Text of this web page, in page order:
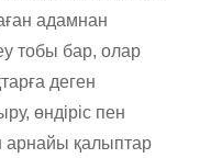
адамнан
тобы бар, олар
деген
өндіріс пен
арнайы қалыптар